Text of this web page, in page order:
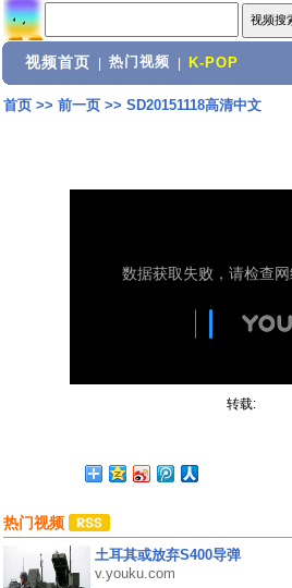
视频首页 热门视频 K-POP
首页>> 前一页>> SD20151118高清中文
转载:
热门视频
土耳其或放弃S400导弹
v.youku.com